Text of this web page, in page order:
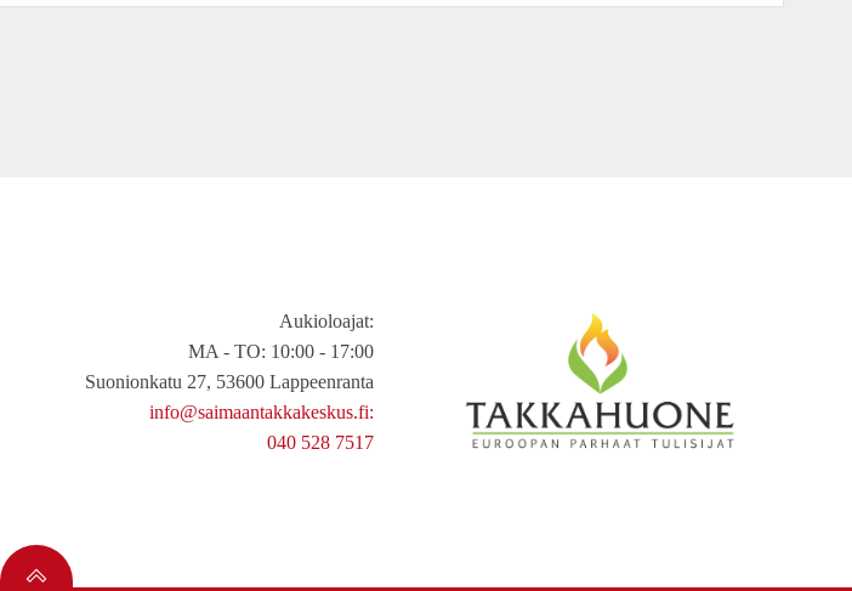
Aukioloajat:
MA - TO: 10:00 - 17:00
Suonionkatu 27, 53600 Lappeenranta
info@saimaantakkakeskus.fi:
040 528 7517